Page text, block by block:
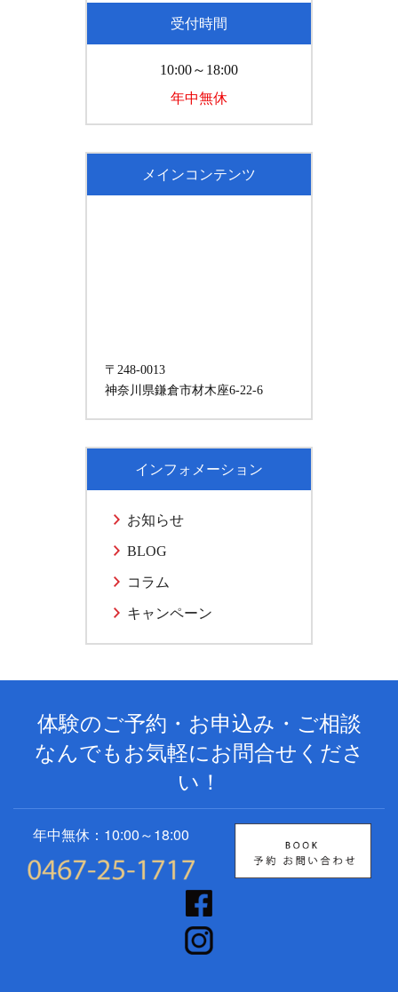
受付時間
10:00～18:00
年中無休
メインコンテンツ
〒248-0013
神奈川県鎌倉市材木座6-22-6
インフォメーション
お知らせ
BLOG
コラム
キャンペーン
体験のご予約・お申込み・ご相談
なんでもお気軽にお問合せくださ
い！
年中無休：10:00～18:00